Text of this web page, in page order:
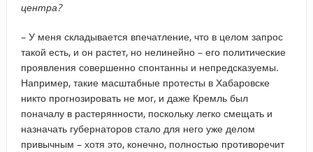
центра?
– У меня складывается впечатление, что в целом запрос
такой есть, и он растет, но нелинейно – его политические
проявления совершенно спонтанны и непредсказуемы.
Например, такие масштабные протесты в Хабаровске
никто прогнозировать не мог, и даже Кремль был
поначалу в растерянности, поскольку легко смещать и
назначать губернаторов стало для него уже делом
привычным – хотя это, конечно, полностью противоречит